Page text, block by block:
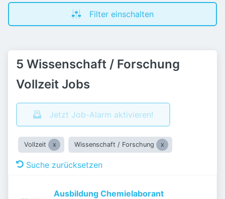
Filter einschalten
5 Wissenschaft / Forschung
Vollzeit Jobs
Jetzt Job-Alarm aktivieren!
Vollzeit Wissenschaft / Forschung
Suche zurücksetzen
Ausbildung Chemielaborant